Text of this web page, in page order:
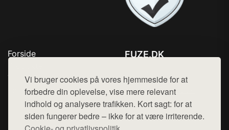
Vi bruger cookies på vores hjemmeside for at
forbedre din oplevelse, vise mere relevant
indhold og analysere trafikken. Kort sagt: for at
siden fungerer bedre – ikke for at være irriterende.
Forside
Top Rabatter
Kontakt
FUZE.DK
Mail: hej@want.dk
Cookie- og privatlivspolitik